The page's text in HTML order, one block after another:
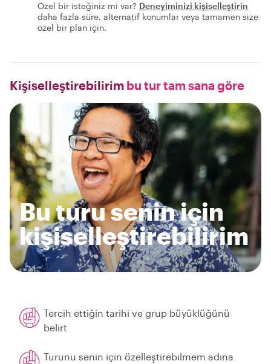
Özel bir isteğiniz mi var? Deneyiminizi kişiselleştirin
daha fazla süre, alternatif konumlar veya tamamen size
özel bir plan için.
Kişiselleştirebilirim bu tur tam sana göre
Bu turu senin için
kişiselleştirebilirim
Tercih ettiğin tarihi ve grup büyüklüğünü
belirt
Turunu senin için özelleştirebilmem adına